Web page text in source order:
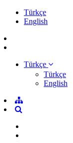
Türkçe
English
Türkçe
Türkçe
English